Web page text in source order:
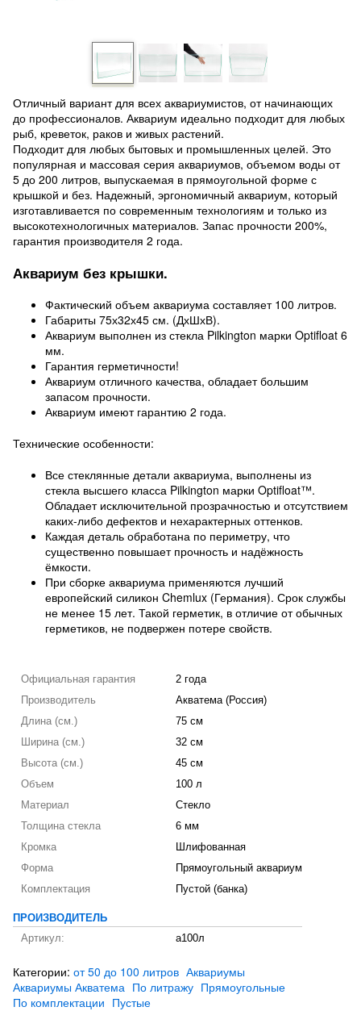
Отличный вариант для всех аквариумистов, от начинающих
до профессионалов. Аквариум идеально подходит для любых
рыб, креветок, раков и живых растений.
Подходит для любых бытовых и промышленных целей. Это
популярная и массовая серия аквариумов, объемом воды от
5 до 200 литров, выпускаемая в прямоугольной форме с
крышкой и без. Надежный, эргономичный аквариум, который
изготавливается по современным технологиям и только из
высокотехнологичных материалов. Запас прочности 200%,
гарантия производителя 2 года.
Аквариум без крышки.
Фактический объем аквариума составляет 100 литров.
Габариты 75х32х45 см. (ДхШхВ).
Аквариум выполнен из стекла Pilkington марки Optifloat 6
мм.
Гарантия герметичности!
Аквариум отличного качества, обладает большим
запасом прочности.
Аквариум имеют гарантию 2 года.
Технические особенности:
Все стеклянные детали аквариума, выполнены из
стекла высшего класса Pilkington марки Optifloat™.
Обладает исключительной прозрачностью и отсутствием
каких-либо дефектов и нехарактерных оттенков.
Каждая деталь обработана по периметру, что
существенно повышает прочность и надёжность
ёмкости.
При сборке аквариума применяются лучший
европейский силикон Chemlux (Германия). Срок службы
не менее 15 лет. Такой герметик, в отличие от обычных
герметиков, не подвержен потере свойств.
Официальная гарантия
2 года
Производитель
Акватема (Россия)
Длина (см.)
75 см
Ширина (см.)
32 см
Высота (см.)
45 см
Объем
100 л
Материал
Стекло
Толщина стекла
6 мм
Кромка
Шлифованная
Форма
Прямоугольный аквариум
Комплектация
Пустой (банка)
ПРОИЗВОДИТЕЛЬ
Артикул:
а100л
Категории: от 50 до 100 литров Аквариумы
Аквариумы Акватема По литражу Прямоугольные
По комплектации Пустые